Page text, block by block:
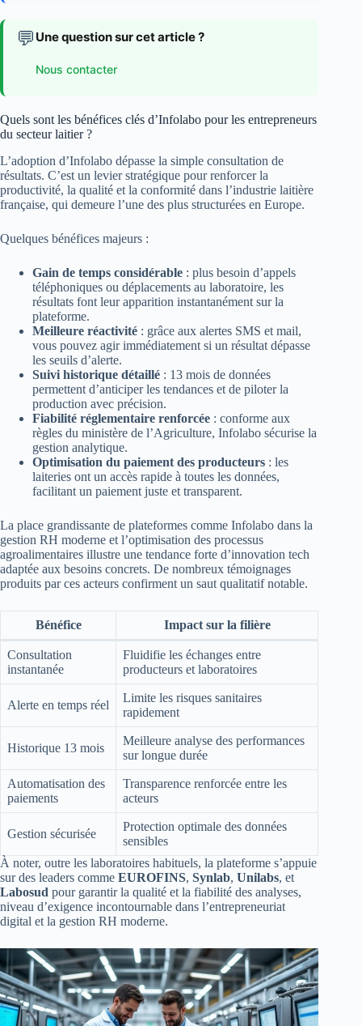
💬 Une question sur cet article ?
Nous contacter
Quels sont les bénéfices clés d’Infolabo pour les entrepreneurs
du secteur laitier ?
L’adoption d’Infolabo dépasse la simple consultation de
résultats. C’est un levier stratégique pour renforcer la
productivité, la qualité et la conformité dans l’industrie laitière
française, qui demeure l’une des plus structurées en Europe.
Quelques bénéfices majeurs :
Gain de temps considérable : plus besoin d’appels
téléphoniques ou déplacements au laboratoire, les
résultats font leur apparition instantanément sur la
plateforme.
Meilleure réactivité : grâce aux alertes SMS et mail,
vous pouvez agir immédiatement si un résultat dépasse
les seuils d’alerte.
Suivi historique détaillé : 13 mois de données
permettent d’anticiper les tendances et de piloter la
production avec précision.
Fiabilité réglementaire renforcée : conforme aux
règles du ministère de l’Agriculture, Infolabo sécurise la
gestion analytique.
Optimisation du paiement des producteurs : les
laiteries ont un accès rapide à toutes les données,
facilitant un paiement juste et transparent.
La place grandissante de plateformes comme Infolabo dans la
gestion RH moderne et l’optimisation des processus
agroalimentaires illustre une tendance forte d’innovation tech
adaptée aux besoins concrets. De nombreux témoignages
produits par ces acteurs confirment un saut qualitatif notable.
Bénéfice Impact sur la filière
Consultation
instantanée
Fluidifie les échanges entre
producteurs et laboratoires
Alerte en temps réel
Limite les risques sanitaires
rapidement
Historique 13 mois
Meilleure analyse des performances
sur longue durée
Automatisation des
paiements
Transparence renforcée entre les
acteurs
Gestion sécurisée
Protection optimale des données
sensibles
À noter, outre les laboratoires habituels, la plateforme s’appuie
sur des leaders comme EUROFINS, Synlab, Unilabs, et
Labosud pour garantir la qualité et la fiabilité des analyses,
niveau d’exigence incontournable dans l’entrepreneuriat
digital et la gestion RH moderne.